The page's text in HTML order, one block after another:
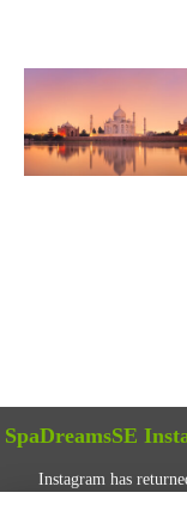
SpaDreamsSE
Instagram has